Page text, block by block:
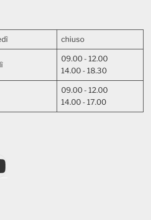
chiuso
09.00 - 12.00
14.00 - 18.30
09.00 - 12.00
14.00 - 17.00